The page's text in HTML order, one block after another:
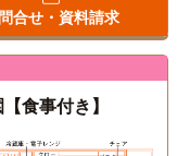
合せ・資料請求
食事付き】